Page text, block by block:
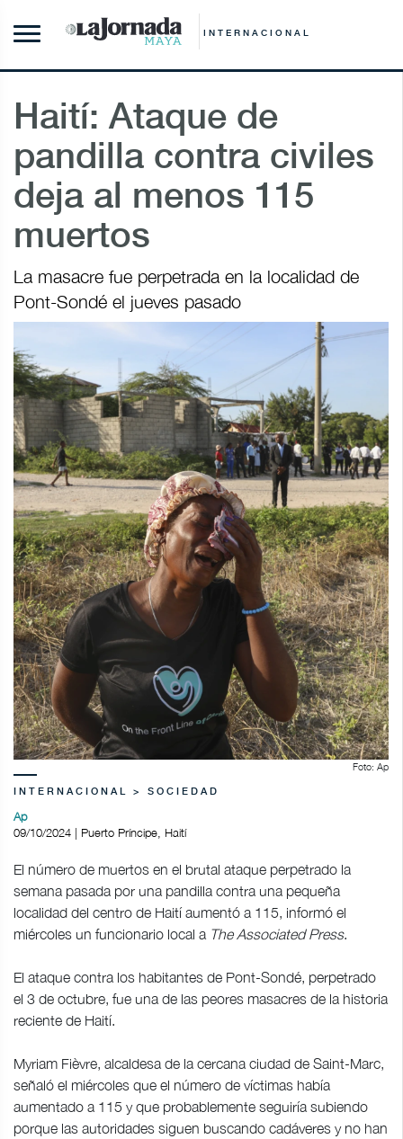
INTERNACIONAL
Haití: Ataque de
pandilla contra civiles
deja al menos 115
muertos
La masacre fue perpetrada en la localidad de
Pont-Sondé el jueves pasado
Foto: Ap
INTERNACIONAL > SOCIEDAD
Ap
09/10/2024 | Puerto Príncipe, Haití
El número de muertos en el brutal ataque perpetrado la
semana pasada por una pandilla contra una pequeña
localidad del centro de Haití aumentó a 115, informó el
miércoles un funcionario local a The Associated Press.
El ataque contra los habitantes de Pont-Sondé, perpetrado
el 3 de octubre, fue una de las peores masacres de la historia
reciente de Haití.
Myriam Fièvre, alcaldesa de la cercana ciudad de Saint-Marc,
señaló el miércoles que el número de víctimas había
aumentado a 115 y que probablemente seguiría subiendo
porque las autoridades siguen buscando cadáveres y no han